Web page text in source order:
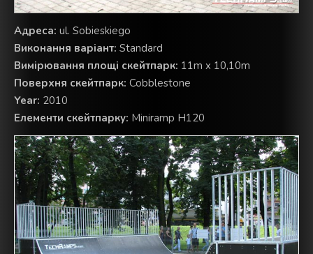
Aдреса: ul. Sobieskiego
Виконання варіант: Standard
Вимірювання площі скейтпарк: 11m x 10,10m
Поверхня скейтпарк: Cobblestone
Year: 2010
Елементи скейтпарку: Miniramp H120